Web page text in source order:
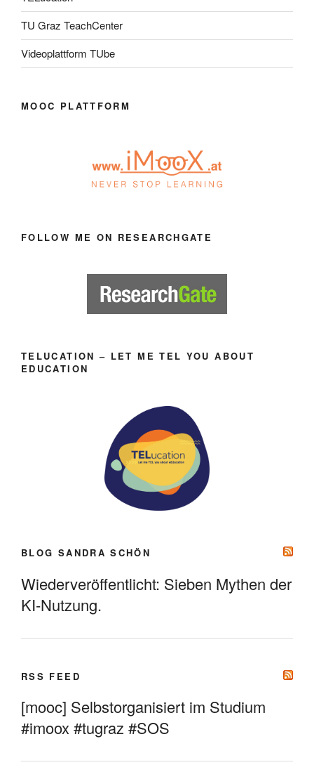
TU Graz TeachCenter
Videoplattform TUbe
MOOC PLATTFORM
FOLLOW ME ON RESEARCHGATE
TELUCATION – LET ME TEL YOU ABOUT
EDUCATION
BLOG SANDRA SCHÖN
Wiederveröffentlicht: Sieben Mythen der
KI-Nutzung.
RSS FEED
[mooc] Selbstorganisiert im Studium
#imoox #tugraz #SOS